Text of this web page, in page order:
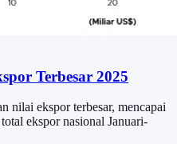
Terbesar 2025
nilai ekspor terbesar, mencapai
ekspor nasional Januari-